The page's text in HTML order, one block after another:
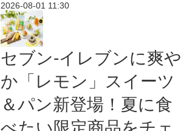
2026-08-01 11:30
セブン‐イレブンに爽や
か「レモン」スイーツ
＆パン新登場！夏に食